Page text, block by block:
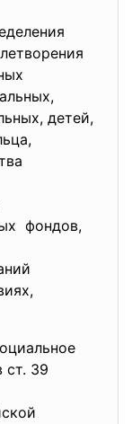
детей,
фондов,
ст. 39